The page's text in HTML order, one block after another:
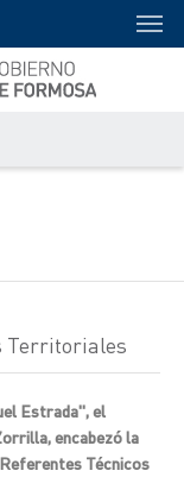
Territoriales
Estrada", el
encabezó la
Técnicos